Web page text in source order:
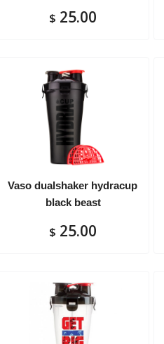
$ 25.00
Vaso dualshaker hydracup
black beast
$ 25.00